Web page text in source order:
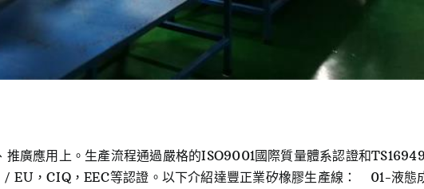
廣應用上。生產流程通過嚴格的ISO9001國際質量體系認證和
EU，CIQ，EEC等認證。以下介紹達豐正業矽橡膠生產線： 01-液態